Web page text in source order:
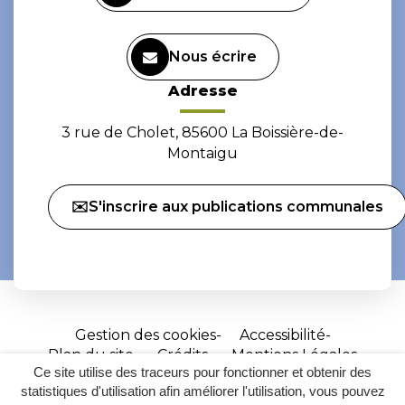
Ce site utilise des traceurs pour fonctionner et obtenir des
statistiques d'utilisation afin améliorer l'utilisation, vous pouvez
Nous écrire
Adresse
3 rue de Cholet, 85600 La Boissière-de-
Montaigu
✉️S'inscrire aux publications communales
Gestion des cookies
Accessibilité
Plan du site
Crédits
Mentions Légales
Site